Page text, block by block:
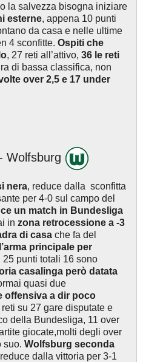
la salvezza bisogna iniziare
esterne, appena 10 punti
da casa e nelle ultime
4 sconfitte. Ospiti che
, 27 reti all’attivo, 36 le reti
di bassa classifica, non
over 2,5 e 17 under
Wolfsburg
nera, reduce dalla sconfitta
per 4-0 sul campo del
un match in Bundesliga
in zona retrocessione a -3
di casa che fa del
principale per
25 punti totali 16 sono
casalinga però datata
quasi due
offensiva a dir poco
su 27 gare disputate e
della Bundesliga, 11 over
giocate,molti degli over
suo. Wolfsburg seconda
reduce dalla vittoria per 3-1